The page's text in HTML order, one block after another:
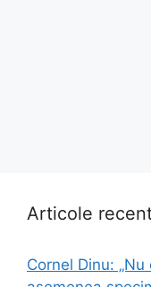
Articole
Cornel Dinu: